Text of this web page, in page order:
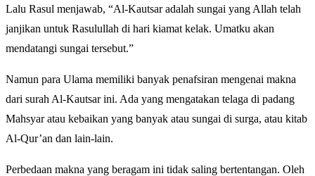
Lalu Rasul menjawab, “Al-Kautsar adalah sungai yang Allah telah
janjikan untuk Rasulullah di hari kiamat kelak. Umatku akan
mendatangi sungai tersebut.”
Namun para Ulama memiliki banyak penafsiran mengenai makna
dari surah Al-Kautsar ini. Ada yang mengatakan telaga di padang
Mahsyar atau kebaikan yang banyak atau sungai di surga, atau kitab
Al-Qur’an dan lain-lain.
Perbedaan makna yang beragam ini tidak saling bertentangan. Oleh